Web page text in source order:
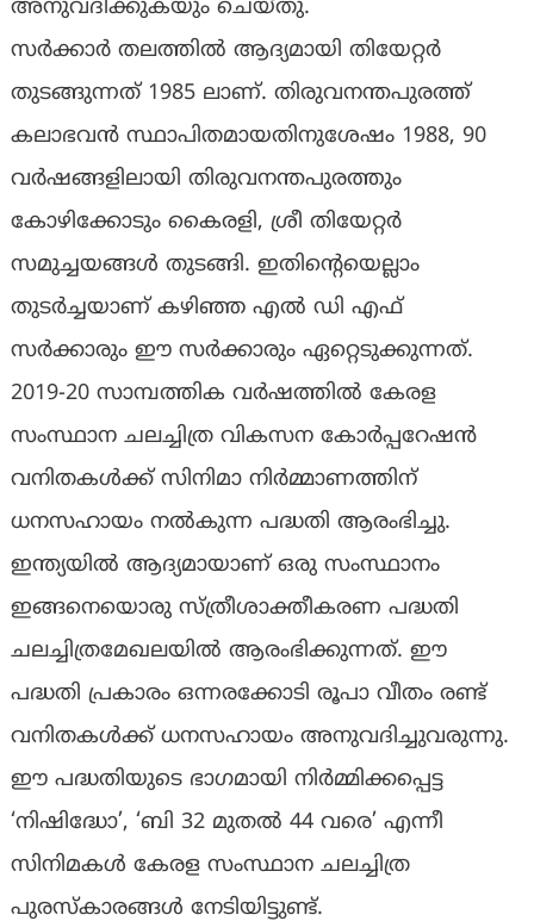
അനുവദിക്കുകയും ചെയ്തു.
സര്‍ക്കാര്‍ തലത്തില്‍ ആദ്യമായി തിയേറ്റര്‍
തുടങ്ങുന്നത് 1985 ലാണ്. തിരുവനന്തപുരത്ത്
കലാഭവന്‍ സ്ഥാപിതമായതിനുശേഷം 1988, 90
വര്‍ഷങ്ങളിലായി തിരുവനന്തപുരത്തും
കോഴിക്കോടും കൈരളി, ശ്രീ തിയേറ്റര്‍
സമുച്ചയങ്ങള്‍ തുടങ്ങി. ഇതിന്റെയെല്ലാം
തുടര്‍ച്ചയാണ് കഴിഞ്ഞ എൽ ഡി എഫ്
സര്‍ക്കാരും ഈ സര്‍ക്കാരും ഏറ്റെടുക്കുന്നത്.
2019-20 സാമ്പത്തിക വര്‍ഷത്തില്‍ കേരള
സംസ്ഥാന ചലച്ചിത്ര വികസന കോര്‍പ്പറേഷന്‍
വനിതകള്‍ക്ക് സിനിമാ നിര്‍മ്മാണത്തിന്
ധനസഹായം നല്‍കുന്ന പദ്ധതി ആരംഭിച്ചു.
ഇന്ത്യയില്‍ ആദ്യമായാണ് ഒരു സംസ്ഥാനം
ഇങ്ങനെയൊരു സ്ത്രീശാക്തീകരണ പദ്ധതി
ചലച്ചിത്രമേഖലയില്‍ ആരംഭിക്കുന്നത്. ഈ
പദ്ധതി പ്രകാരം ഒന്നരക്കോടി രൂപാ വീതം രണ്ട്
വനിതകള്‍ക്ക് ധനസഹായം അനുവദിച്ചുവരുന്നു.
ഈ പദ്ധതിയുടെ ഭാഗമായി നിര്‍മ്മിക്കപ്പെട്ട
‘നിഷിദ്ധോ’, ‘ബി 32 മുതല്‍ 44 വരെ’ എന്നീ
സിനിമകള്‍ കേരള സംസ്ഥാന ചലച്ചിത്ര
പുരസ്‌കാരങ്ങള്‍ നേടിയിട്ടുണ്ട്.